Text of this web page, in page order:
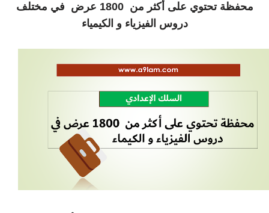
محفظة تحتوي على أكثر من 1800 عرض في مختلف
دروس الفيزياء و الكيمياء